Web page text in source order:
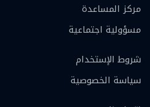
مركز المساعدة
مسؤولية اجتماعية
شروط الإستخدام
سياسة الخصوصية